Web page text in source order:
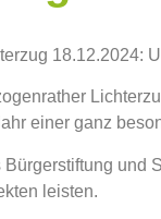
18.12.2024:
einer ganz
und
leisten.